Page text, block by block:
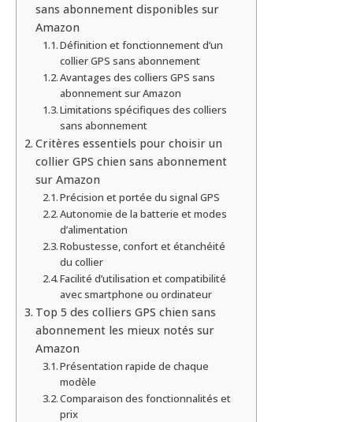
sans abonnement disponibles sur
Amazon
Définition et fonctionnement d’un
collier GPS sans abonnement
Avantages des colliers GPS sans
abonnement sur Amazon
Limitations spécifiques des colliers
sans abonnement
Critères essentiels pour choisir un
collier GPS chien sans abonnement
sur Amazon
Précision et portée du signal GPS
Autonomie de la batterie et modes
d’alimentation
Robustesse, confort et étanchéité
du collier
Facilité d’utilisation et compatibilité
avec smartphone ou ordinateur
Top 5 des colliers GPS chien sans
abonnement les mieux notés sur
Amazon
Présentation rapide de chaque
modèle
Comparaison des fonctionnalités et
prix